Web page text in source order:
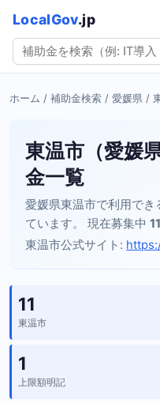
LocalGov.jp
ホーム / 補助金検索 / 愛媛県 /
東温市（愛媛
金一覧
愛媛県東温市で利用でき
ています。 現在募集中
東温市公式サイト:
11
東温市
1
上限額明記